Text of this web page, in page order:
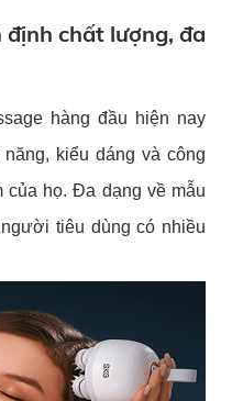
định chất lượng, đa
hàng đầu hiện nay
kiểu dáng và công
của họ. Đa dạng về mẫu
tiêu dùng có nhiều